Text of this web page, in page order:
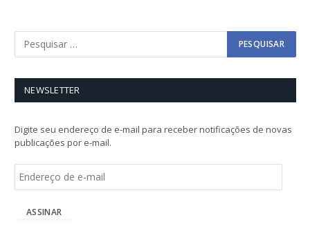
NEWSLETTER
Digite seu endereço de e-mail para receber notificações de novas
publicações por e-mail.
ASSINAR